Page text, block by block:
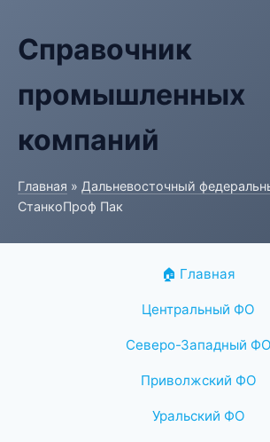
Справочник
промышленных
компаний
Главная » Дальневосточный
СтанкоПроф Пак
🏠 Главная
Центральный ФО
Северо-Западный ФО
Приволжский ФО
Уральский ФО